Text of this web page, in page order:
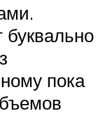
пока